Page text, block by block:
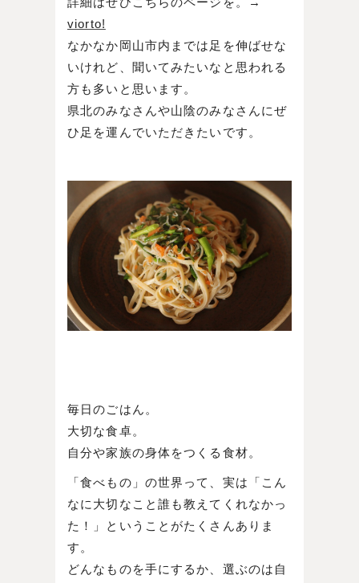
viorto!
なかなか岡山市内までは足を伸ばせな
いけれど、聞いてみたいなと思われる
方も多いと思います。
県北のみなさんや山陰のみなさんにぜ
ひ足を運んでいただきたいです。
毎日のごはん。
大切な食卓。
自分や家族の身体をつくる食材。
「食べもの」の世界って、実は「こん
なに大切なこと誰も教えてくれなかっ
た！」ということがたくさんありま
す。
どんなものを手にするか、選ぶのは自